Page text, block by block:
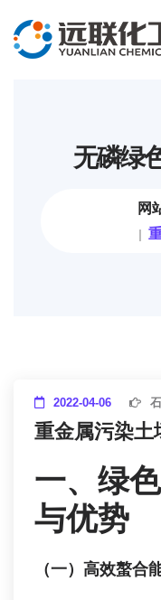
无磷绿
网
2022-04-06
重金属污染土
一、绿
与优势
（一）高效螯合